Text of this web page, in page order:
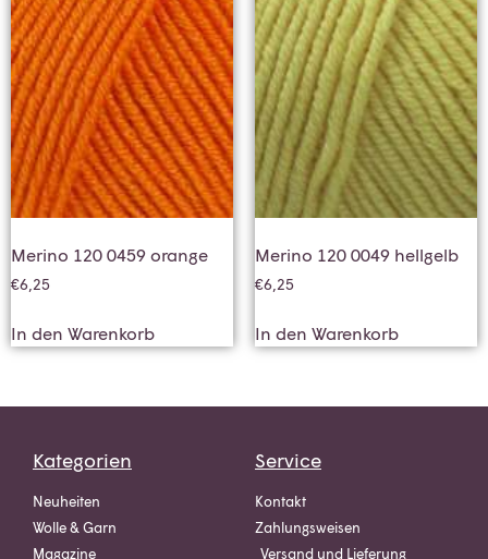
Merino 120 0459 orange
€6,25
In den Warenkorb
Merino 120 0049 hellgelb
€6,25
In den Warenkorb
Kategorien
Neuheiten
Wolle & Garn
Magazine
Service
Kontakt
Zahlungsweisen
Versand und Lieferung